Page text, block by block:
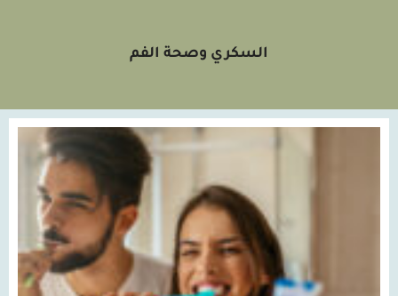
السكري وصحة الفم